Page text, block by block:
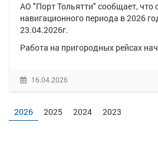
АО "Порт Тольятти" сообщает, что
навигационного периода в 2026
23.04.2026г.
Работа на пригородных рейсах
16.04.2026
2026 2025 2024 2023